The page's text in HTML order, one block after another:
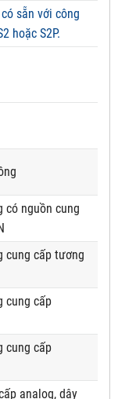
sẵn với công
hoặc S2P.
có nguồn cung
cung cấp tương
cung cấp
cung cấp
analog, dây